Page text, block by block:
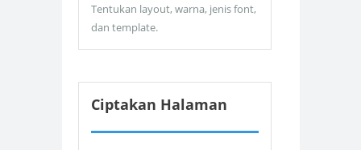
Tentukan layout, warna, jenis font,
dan template.
Ciptakan Halaman